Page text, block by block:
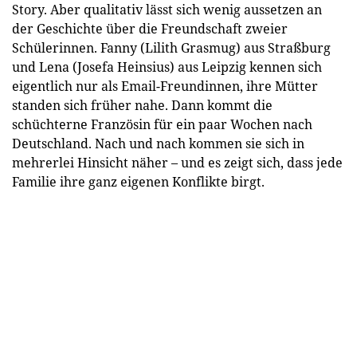
Story. Aber qualitativ lässt sich wenig aussetzen an
der Geschichte über die Freundschaft zweier
Schülerinnen. Fanny (Lilith Grasmug) aus Straßburg
und Lena (Josefa Heinsius) aus Leipzig kennen sich
eigentlich nur als Email-Freundinnen, ihre Mütter
standen sich früher nahe. Dann kommt die
schüchterne Französin für ein paar Wochen nach
Deutschland. Nach und nach kommen sie sich in
mehrerlei Hinsicht näher – und es zeigt sich, dass jede
Familie ihre ganz eigenen Konflikte birgt.